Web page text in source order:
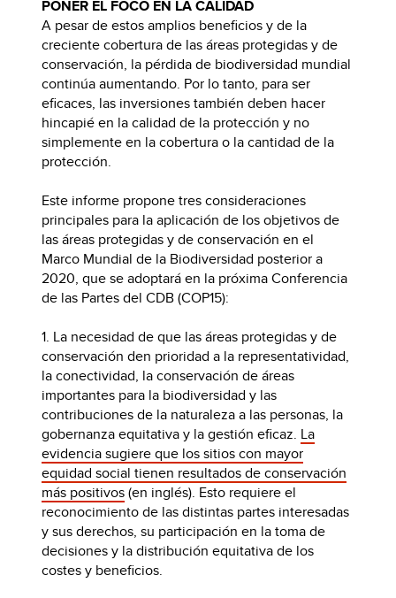
PONER EL FOCO EN LA CALIDAD
A pesar de estos amplios beneficios y de la
creciente cobertura de las áreas protegidas y de
conservación, la pérdida de biodiversidad mundial
continúa aumentando. Por lo tanto, para ser
eficaces, las inversiones también deben hacer
hincapié en la calidad de la protección y no
simplemente en la cobertura o la cantidad de la
protección.
Este informe propone tres consideraciones
principales para la aplicación de los objetivos de
las áreas protegidas y de conservación en el
Marco Mundial de la Biodiversidad posterior a
2020, que se adoptará en la próxima Conferencia
de las Partes del CDB (COP15):
1. La necesidad de que las áreas protegidas y de
conservación den prioridad a la representatividad,
la conectividad, la conservación de áreas
importantes para la biodiversidad y las
contribuciones de la naturaleza a las personas, la
gobernanza equitativa y la gestión eficaz. La
evidencia sugiere que los sitios con mayor
equidad social tienen resultados de conservación
más positivos(en inglés). Esto requiere el
reconocimiento de las distintas partes interesadas
y sus derechos, su participación en la toma de
decisiones y la distribución equitativa de los
costes y beneficios.